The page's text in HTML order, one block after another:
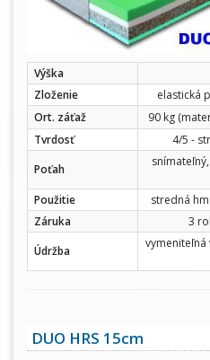
Výška
Zloženie
elastická
Ort. záťaž
90 kg
Tvrdosť
4/5 -
Poťah
Použitie
stredná
Záruka
3
Údržba
vymeniteľná
DUO HRS 15cm